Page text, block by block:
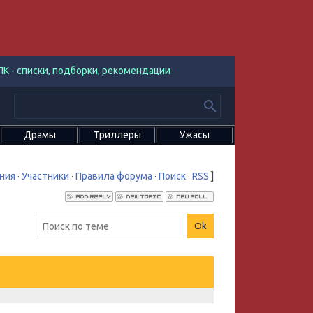
- списки, подборки, рекомендации
Драмы Триллеры Ужасы
· Участники · Правила форума · Поиск· RSS ]